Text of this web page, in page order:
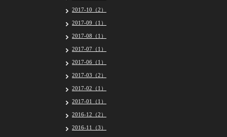
2017-10（2）
2017-09（1）
2017-08（1）
2017-07（1）
2017-06（1）
2017-03（2）
2017-02（1）
2017-01（1）
2016-12（2）
2016-11（3）